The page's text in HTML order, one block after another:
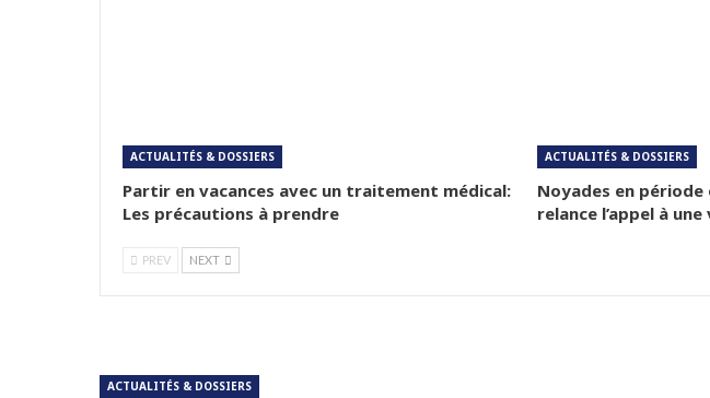
ACTUALITÉS & DOSSIERS
Partir en vacances avec un traitement médical:
Les précautions à prendre
ACTUALITÉS & DOSSIERS
Noyades en
relance l’appel à
PREV NEXT
ACTUALITÉS & DOSSIERS